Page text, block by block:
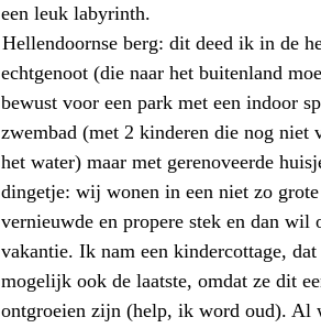
een leuk labyrinth.
Hellendoornse berg: dit deed ik in de
echtgenoot (die naar het buitenland
bewust voor een park met een indoor
zwembad (met 2 kinderen die nog niet
het water) maar met gerenoveerde
dingetje: wij wonen in een niet zo
vernieuwde en propere stek en dan wil
vakantie. Ik nam een kindercottage, dat
mogelijk ook de laatste, omdat ze dit
ontgroeien zijn (help, ik word oud). Al